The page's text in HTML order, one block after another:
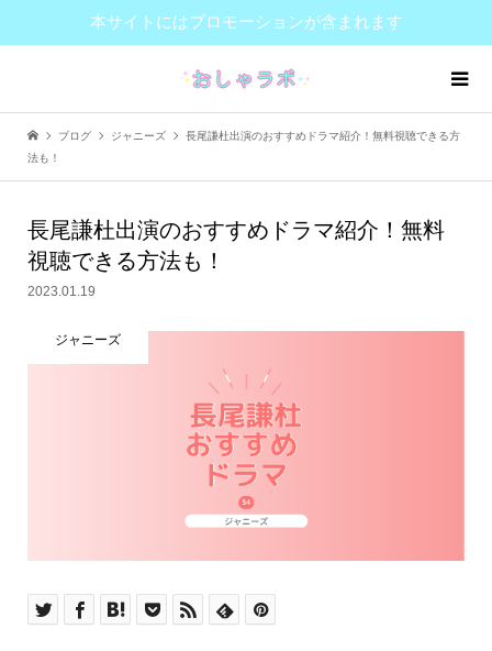
本サイトにはプロモーションが含まれます
ブログ ジャニーズ
長尾謙杜出演のおすすめドラマ紹介！無料視聴できる方
法も！
長尾謙杜出演のおすすめドラマ紹介！無料
視聴できる方法も！
2023.01.19
ジャニーズ